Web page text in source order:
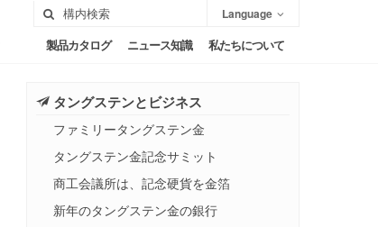
Language
製品カタログ ニュース知識 私たちについて
タングステンとビジネス
ファミリータングステン金
タングステン金記念サミット
商工会議所は、記念硬貨を金箔
新年のタングステン金の銀行